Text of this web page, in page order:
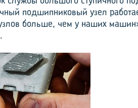
подшипниковый узел
больше, чем у наших